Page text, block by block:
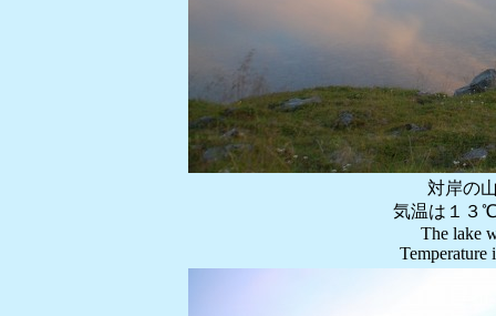
対岸の
気温は１３
The lake
Temperature